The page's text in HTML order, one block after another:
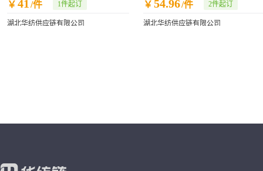
￥ 41 /件 1件起订
湖北华纺供应链有限公司
￥ 54.96/件 2件起订
湖北华纺供应链有限公司